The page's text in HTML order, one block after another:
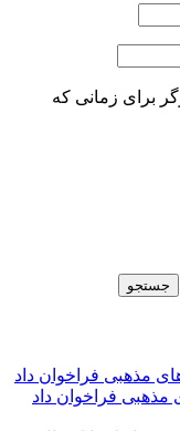
برای زمانی که
فراخوان داد